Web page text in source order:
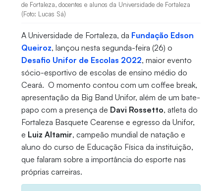
de Fortaleza, docentes e alunos da Universidade de Fortaleza
(Foto: Lucas Sá)
A Universidade de Fortaleza, da Fundação Edson
Queiroz, lançou nesta segunda-feira (26) o
Desafio Unifor de Escolas 2022, maior evento
sócio-esportivo de escolas de ensino médio do
Ceará. O momento contou com um coffee break,
apresentação da Big Band Unifor, além de um bate-
papo com a presença de Davi Rossetto, atleta do
Fortaleza Basquete Cearense e egresso da Unifor,
e Luiz Altamir, campeão mundial de natação e
aluno do curso de Educação Física da instituição,
que falaram sobre a importância do esporte nas
próprias carreiras.